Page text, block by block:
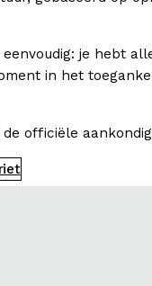
eenvoudig: je hebt
in het
officiële